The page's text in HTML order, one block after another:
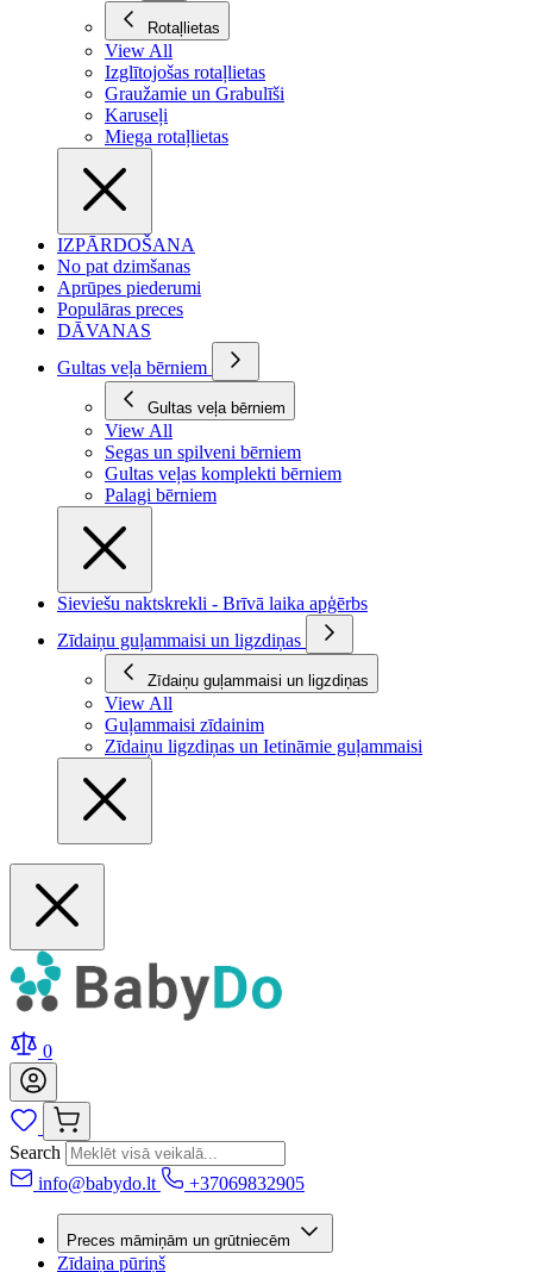
Rotaļlietas
View All
Izglītojošas rotaļlietas
Graužamie un Grabulīši
Karuseļi
Miega rotaļlietas
IZPĀRDOŠANA
No pat dzimšanas
Aprūpes piederumi
Populāras preces
DĀVANAS
Gultas veļa bērniem
Gultas veļa bērniem
View All
Segas un spilveni bērniem
Gultas veļas komplekti bērniem
Palagi bērniem
Sieviešu naktskrekli - Brīvā laika apģērbs
Zīdaiņu guļammaisi un ligzdiņas
Zīdaiņu guļammaisi un ligzdiņas
View All
Guļammaisi zīdainim
Zīdaiņu ligzdiņas un Ietināmie guļammaisi
0
Search
info@babydo.lt
+37069832905
Preces māmiņām un grūtniecēm
Zīdaiņa pūriņš